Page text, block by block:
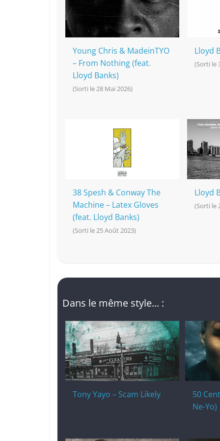
k
Young Chris & MadeinTYO
– From Nothing (feat.
Lloyd Banks)
(Sorti le 28 Mai 2026)
Lloyd
(Sorti le
38 Spesh & Conway The
Machine – Latex Gloves
(feat. Lloyd Banks)
(Sorti le 25 Août 2023)
Lloyd
(Sorti le
Dans le même style... :
Tony Yayo – Scam Likely
50
Ne-Yo)